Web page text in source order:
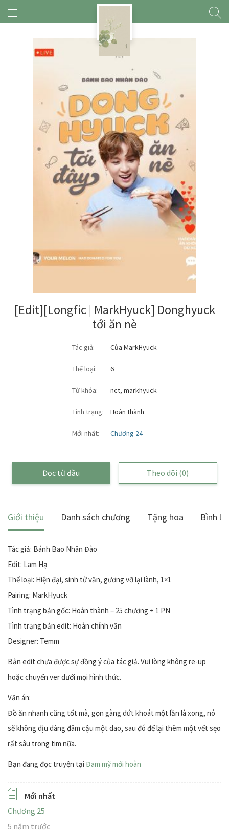
[Edit][Longfic | MarkHyuck] Donghyuck
tới ăn nè
Tác giả: Của MarkHyuck
Thể loại: 6
Từ khóa: nct, markhyuck
Tình trạng: Hoàn thành
Mới nhất: Chương 24
Đọc từ đầu Theo dõi (0)
Giới thiệu Danh sách chương Tặng hoa Bình
Tác giả: Bánh Bao Nhân Đào
Edit: Lam Hạ
Thể loại: Hiện đại, sinh tử văn, gương vỡ lại lành, 1×1
Pairing: MarkHyuck
Tình trạng bản gốc: Hoàn thành – 25 chương + 1 PN
Tình trạng bản edit: Hoàn chính văn
Designer: Temm
Bản edit chưa được sự đồng ý của tác giả. Vui lòng không re-up
hoặc chuyển ver dưới mọi hình thức.
Văn án:
Đồ ăn nhanh cũng tốt mà, gọn gàng dứt khoát một lần là xong, nó
sẽ không dịu dàng đâm cậu một dao, sau đó để lại thêm một vết sẹo
rất sâu trong tim nữa.
Bạn đang đọc truyện tại Đam mỹ mới hoàn
Mới nhất
Chương 25
5 năm trước